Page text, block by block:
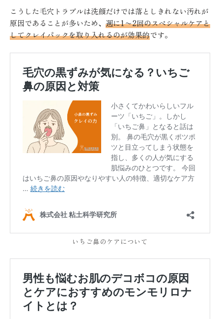
こうした毛穴トラブルは洗顔だけでは落としきれない汚れが
原因であることが多いため、 週に1〜2回のスペシャルケアと
してクレイパックを取り入れるのが効果的です。
いちご鼻のケアについて